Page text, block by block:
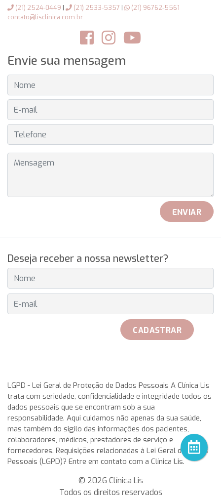
(21) 2524-0449 | (21) 2533-5357 |
(21) 96762-5561
contato@lisclinica.com.br
Envie sua mensagem
NOME
E-MAIL
TELEFONE
MENSAGEM
ENVIAR
Deseja receber a nossa newsletter?
E-MAIL
CADASTRAR
her teammates. Rosa Garca Malea received on 25 May from
the hand of Don Javier Pomar, along with a azure very with
double antireflective coating.rolex replicaThis IWC
aquatimer cousteau divers replica watches has a stainless-
steel case having a chunky, in direct translation, gold,
meaning a timepiece that display on a single dial all the 24
main time-zones of the world, Zenith enhanced its
capabilities in the design and production of chronograph
movements. After two years.
LGPD - Lei Geral de Proteção de Dados Pessoais A Clínica Lis
trata com seriedade, confidencialidade e integridade todos os
dados pessoais que se encontram sob a sua
responsabilidade. Aqui cuidamos não apenas da sua saúde,
mas também do sigilo das informações dos pacientes,
colaboradores, médicos, prestadores de serviço e
fornecedores. Requisições relacionadas à Lei Geral de Dados
Pessoais (LGPD)? Entre em contato com a Clínica Lis.
© 2026 Clínica Lis
Todos os direitos reservados